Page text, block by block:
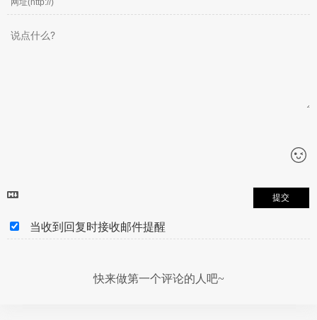
提交
当收到回复时接收邮件提醒
快来做第一个评论的人吧~